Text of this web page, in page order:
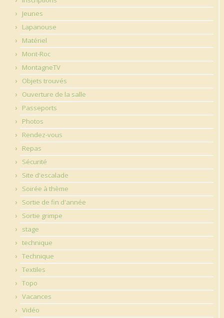
Jeunes
Lapanouse
Matériel
Mont-Roc
MontagneTV
Objets trouvés
Ouverture de la salle
Passeports
Photos
Rendez-vous
Repas
Sécurité
Site d'escalade
Soirée à thème
Sortie de fin d'année
Sortie grimpe
stage
technique
Technique
Textiles
Topo
Vacances
Vidéo